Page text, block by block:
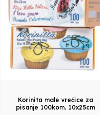
Korinita male vrećice za
pisanje 100kom. 10x25cm